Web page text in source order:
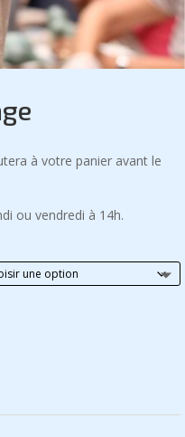
à votre panier avant le
ou vendredi à 14h.